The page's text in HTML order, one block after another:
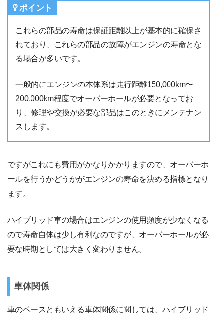
ポイント
これらの部品の寿命は保証距離以上が基本的に確保さ
れており、これらの部品の故障がエンジンの寿命とな
る場合が多いです。
一般的にエンジンの本体系は走行距離150,000km〜
200,000km程度でオーバーホールが必要となってお
り、修理や交換が必要な部品はこのときにメンテナン
スします。
ですがこれにも費用がかなりかかりますので、オーバーホ
ールを行うかどうかがエンジンの寿命を決める指標となり
ます。
ハイブリッド車の場合はエンジンの使用頻度が少なくなる
ので寿命自体は少し有利なのですが、オーバーホールが必
要な時期としては大きく変わりません。
車体関係
車のベースともいえる車体関係に関しては、ハイブリッド